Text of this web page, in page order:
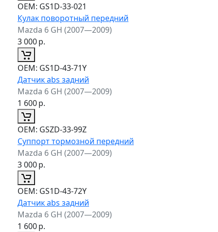
ОЕМ: GS1D-33-021
Кулак поворотный передний
Mazda 6 GH (2007—2009)
3 000р.
ОЕМ: GS1D-43-71Y
Датчик abs задний
Mazda 6 GH (2007—2009)
1 600р.
ОЕМ: GSZD-33-99Z
Суппорт тормозной передний
Mazda 6 GH (2007—2009)
3 000р.
ОЕМ: GS1D-43-72Y
Датчик abs задний
Mazda 6 GH (2007—2009)
1 600р.